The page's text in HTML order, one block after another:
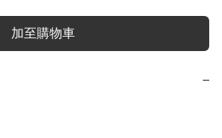
加至購物車
−